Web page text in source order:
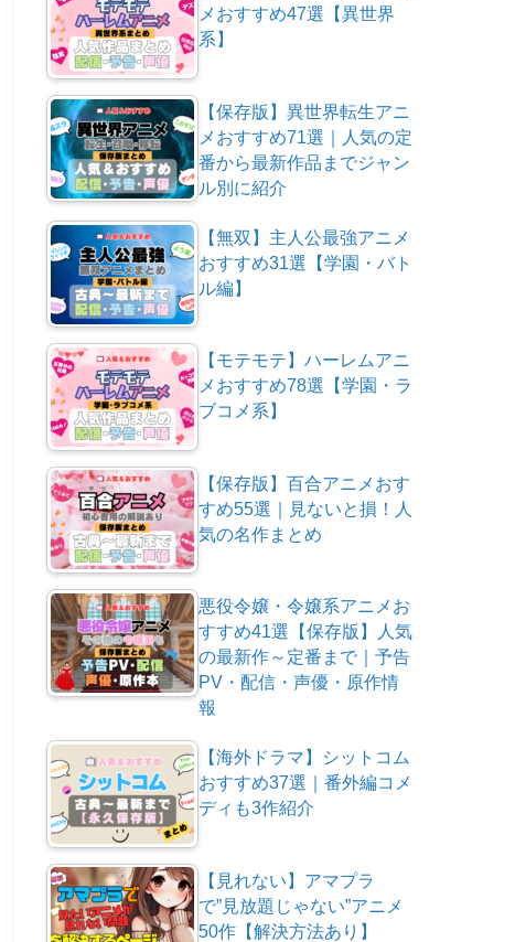
メおすすめ47選【異世界
系】
【保存版】異世界転生アニ
メおすすめ71選｜人気の定
番から最新作品までジャン
ル別に紹介
【無双】主人公最強アニメ
おすすめ31選【学園・バト
ル編】
【モテモテ】ハーレムアニ
メおすすめ78選【学園・ラ
ブコメ系】
【保存版】百合アニメおす
すめ55選｜見ないと損！人
気の名作まとめ
悪役令嬢・令嬢系アニメお
すすめ41選【保存版】人気
の最新作～定番まで｜予告
PV・配信・声優・原作情
報
【海外ドラマ】シットコム
おすすめ37選｜番外編コメ
ディも3作紹介
【見れない】アマプラ
で”見放題じゃない”アニメ
50作【解決方法あり】